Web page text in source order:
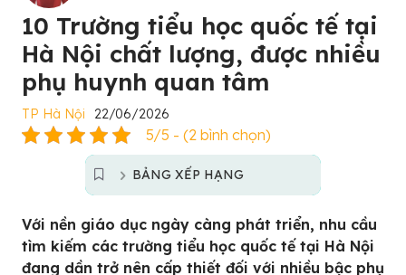
10 Trường tiểu học quốc tế tại
Hà Nội chất lượng, được nhiều
phụ huynh quan tâm
TP Hà Nội 22/06/2026
5/5 - (2 bình chọn)
BẢNG XẾP HẠNG
Với nền giáo dục ngày càng phát triển, nhu cầu
tìm kiếm các trường tiểu học quốc tế tại Hà Nội
đang dần trở nên cấp thiết đối với nhiều bậc phụ